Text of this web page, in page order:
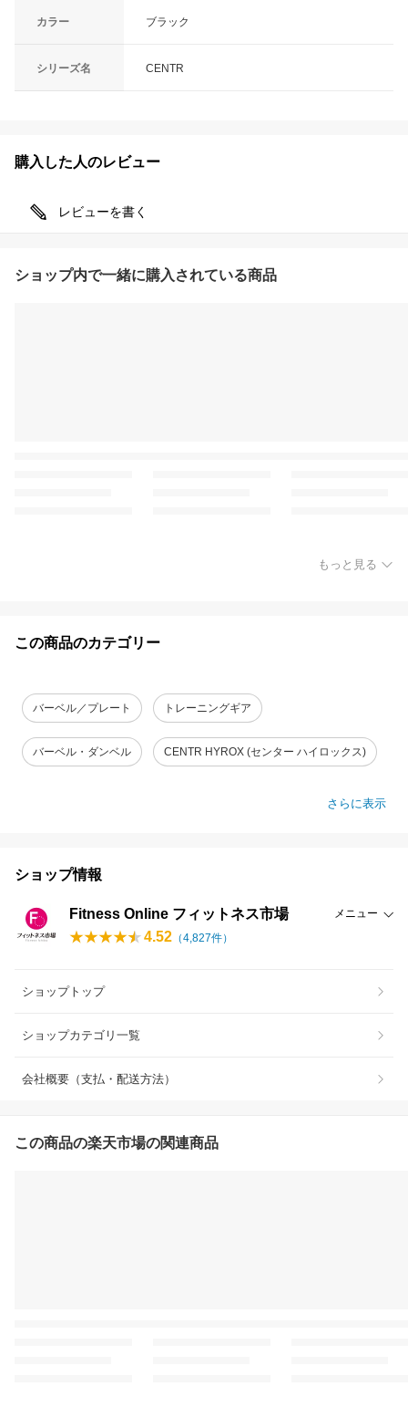
カラー ブラック
シリーズ名 CENTR
購入した人のレビュー
レビューを書く
ショップ内で一緒に購入されている商品
もっと見る
この商品のカテゴリー
バーベル／プレート トレーニングギア
バーベル・ダンベル CENTR HYROX (センター ハイロックス)
さらに表示
ショップ情報
Fitness Online フィットネス市場 メニュー
4.52 （4,827件）
ショップトップ
ショップカテゴリ一覧
会社概要（支払・配送方法）
この商品の楽天市場の関連商品